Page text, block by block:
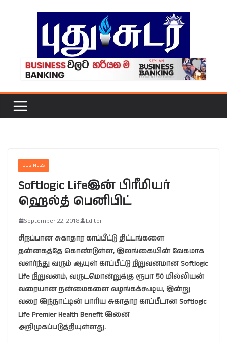
BUSINESS
Softlogic Lifeஇன் பிரீமியர்
ஹெல்த் பெனிபிட்
September 22, 2018 Editor
சிறப்பான சுகாதார காப்பீட்டு திட்டங்களை
தன்னகத்தே கொண்டுள்ள, இலங்கையின் வேகமாக
வளர்ந்து வரும் ஆயுள் காப்பீட்டு நிறுவனமான Softlogic
Life நிறுவனம், வருடமொன்றுக்கு ரூபா 50 மில்லியன்
வரையான நன்மைகளை வழங்கக்கூடிய, இன்று
வரை இந்நாட்டின் பாரிய சுகாதார காப்பீடான Softlogic
Life Premier Health Benefit இனை
அறிமுகப்படுத்தியுள்ளது.